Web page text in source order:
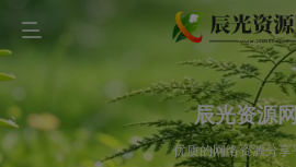
辰光资源
优质的网络资源分享